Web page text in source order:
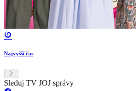
Najvyšší čas
Sleduj TV JOJ správy